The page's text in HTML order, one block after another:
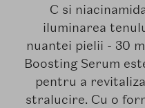
C si
iluminarea
nuantei pielii - 30
Boosting Serum
pentru a
stralucire. Cu o